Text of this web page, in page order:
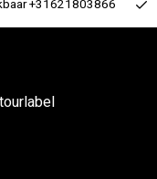
+31621803866